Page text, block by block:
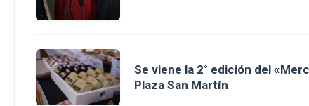
Se viene la 2° edición del
Plaza San Martín